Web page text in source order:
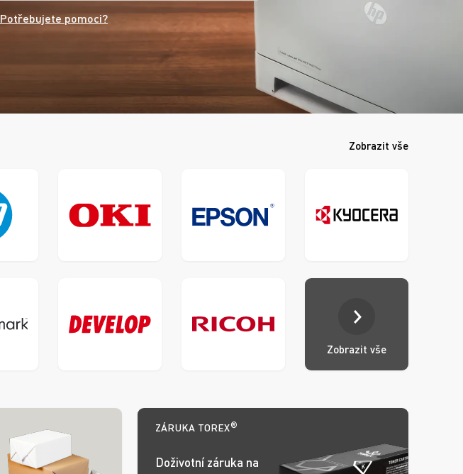
Potřebujete pomoci?
Zobrazit vše
Oki Epson Kyocera
Develop Ricoh
Zobrazit vše
ZÁRUKA TOREX®
Doživotní záruka na